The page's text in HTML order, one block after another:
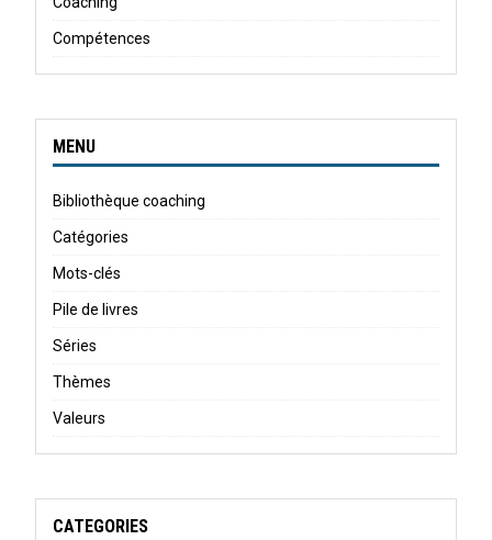
Compétences
MENU
Bibliothèque coaching
Catégories
Mots-clés
Pile de livres
Séries
Thèmes
Valeurs
CATEGORIES